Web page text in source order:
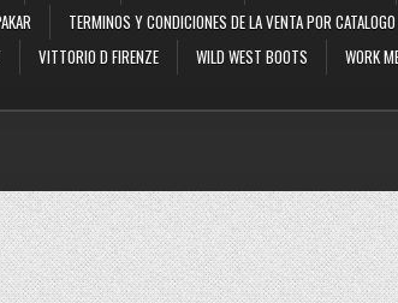
TERMINOS Y CONDICIONES DE LA VENTA POR CATALOGO
VITTORIO D FIRENZE WILD WEST BOOTS
WORK